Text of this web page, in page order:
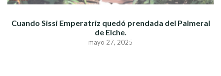
Cuando Sissi Emperatriz quedó prendada del Palmeral
de Elche.
mayo 27, 2025